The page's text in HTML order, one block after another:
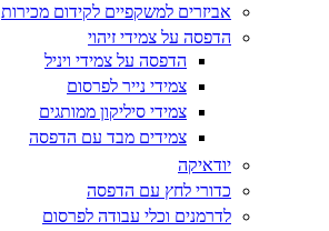
אביזרים למשקפיים לקידום מכירות
הדפסה על צמידי זיהוי
הדפסה על צמידי ויניל
צמידי נייר לפרסום
צמידי סיליקון ממותגים
צמידים מבד עם הדפסה
יודאיקה
כדורי לחץ עם הדפסה
לדרמנים וכלי עבודה לפרסום